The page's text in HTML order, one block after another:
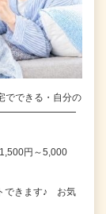
でできる・自分の
円～5,000
できます♪ お気